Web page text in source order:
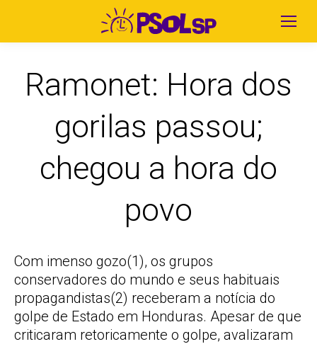
Ramonet: Hora dos
gorilas passou;
chegou a hora do
povo
Com imenso gozo(1), os grupos
conservadores do mundo e seus habituais
propagandistas(2) receberam a notícia do
golpe de Estado em Honduras. Apesar de que
criticaram retoricamente o golpe, avalizaram